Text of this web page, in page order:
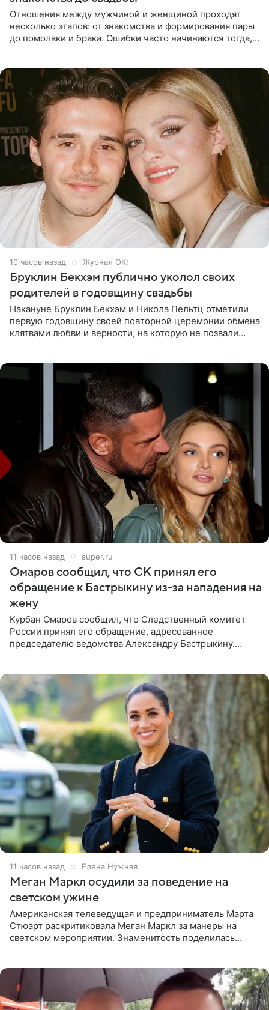
Отношения между мужчиной и женщиной проходят
несколько этапов: от знакомства и формирования пары
до помолвки и брака. Ошибки часто начинаются тогда,
10 часов назад Журнал OK!
Бруклин Бекхэм публично уколол своих
родителей в годовщину свадьбы
Накануне Бруклин Бекхэм и Никола Пельтц отметили
первую годовщину своей повторной церемонии обмена
клятвами любви и верности, на которую не позвали
11 часов назад super.ru
Омаров сообщил, что СК принял его
обращение к Бастрыкину из-за нападения на
жену
Курбан Омаров сообщил, что Следственный комитет
России принял его обращение, адресованное
председателю ведомства Александру Бастрыкину.
11 часов назад Елена Нужная
Меган Маркл осудили за поведение на
светском ужине
Американская телеведущая и предприниматель Марта
Стюарт раскритиковала Меган Маркл за манеры на
светском мероприятии. Знаменитость поделилась